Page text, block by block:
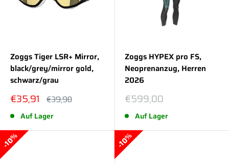
Zoggs Tiger LSR+ Mirror,
black/grey/mirror gold,
schwarz/grau
Sonderpreis
€35,91 Normalpreis
€39,90
Auf Lager
Zoggs HYPEX pro FS,
Neoprenanzug, Herren
2026
Sonderpreis
€599,00
Auf Lager
10% 10%